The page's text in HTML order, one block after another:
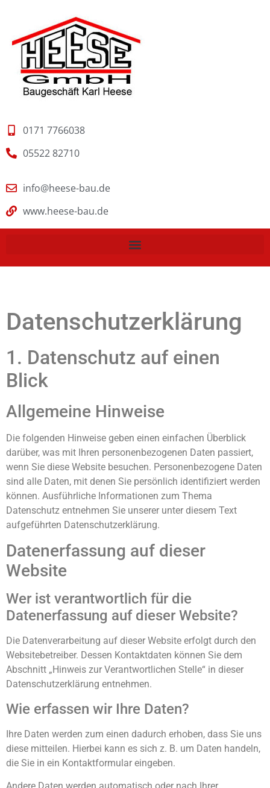
0171 7766038
05522 82710
info@heese-bau.de
www.heese-bau.de
Datenschutz­erklärung
1. Datenschutz auf einen
Blick
Allgemeine Hinweise
Die folgenden Hinweise geben einen einfachen Überblick
darüber, was mit Ihren personenbezogenen Daten passiert,
wenn Sie diese Website besuchen. Personenbezogene Daten
sind alle Daten, mit denen Sie persönlich identifiziert werden
können. Ausführliche Informationen zum Thema
Datenschutz entnehmen Sie unserer unter diesem Text
aufgeführten Datenschutzerklärung.
Datenerfassung auf dieser
Website
Wer ist verantwortlich für die
Datenerfassung auf dieser Website?
Die Datenverarbeitung auf dieser Website erfolgt durch den
Websitebetreiber. Dessen Kontaktdaten können Sie dem
Abschnitt „Hinweis zur Verantwortlichen Stelle“ in dieser
Datenschutzerklärung entnehmen.
Wie erfassen wir Ihre Daten?
Ihre Daten werden zum einen dadurch erhoben, dass Sie uns
diese mitteilen. Hierbei kann es sich z. B. um Daten handeln,
die Sie in ein Kontaktformular eingeben.